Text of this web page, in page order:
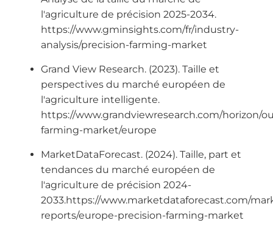
l'agriculture de précision 2025-2034.
https://www.gminsights.com/fr/industry-
analysis/precision-farming-market
Grand View Research. (2023). Taille et
perspectives du marché européen de
l'agriculture intelligente.
https://www.grandviewresearch.com/horizon/
farming-market/europe
MarketDataForecast. (2024). Taille, part et
tendances du marché européen de
l'agriculture de précision 2024-
2033.https://www.marketdataforecast.com/
reports/europe-precision-farming-market